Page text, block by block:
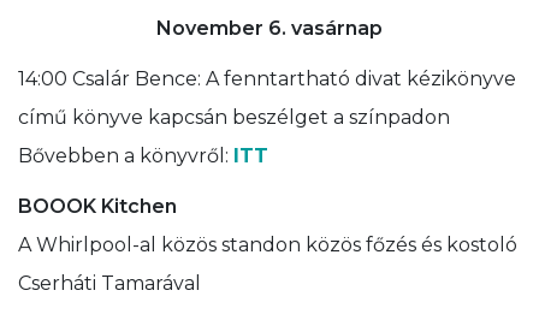
November 6. vasárnap
14:00 Csalár Bence: A fenntartható divat kézikönyve
című könyve kapcsán beszélget a színpadon
Bővebben a könyvről: ITT
BOOOK Kitchen
A Whirlpool-al közös standon közös főzés és kostoló
Cserháti Tamarával